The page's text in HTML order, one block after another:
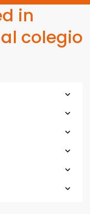
in
colegio